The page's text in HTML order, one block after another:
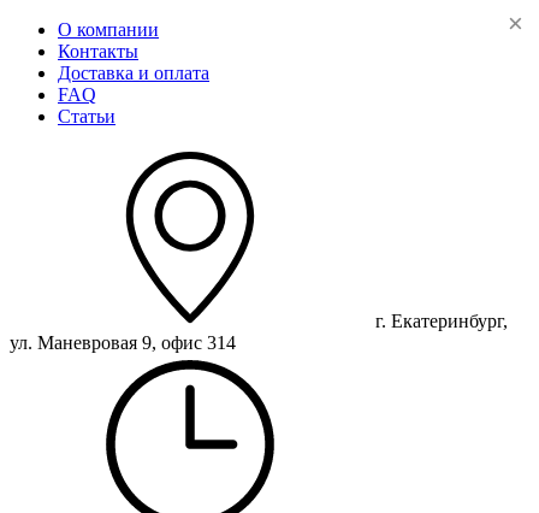
О компании
Контакты
Доставка и оплата
FAQ
Статьи
г. Екатеринбург,
ул. Маневровая 9, офис 314